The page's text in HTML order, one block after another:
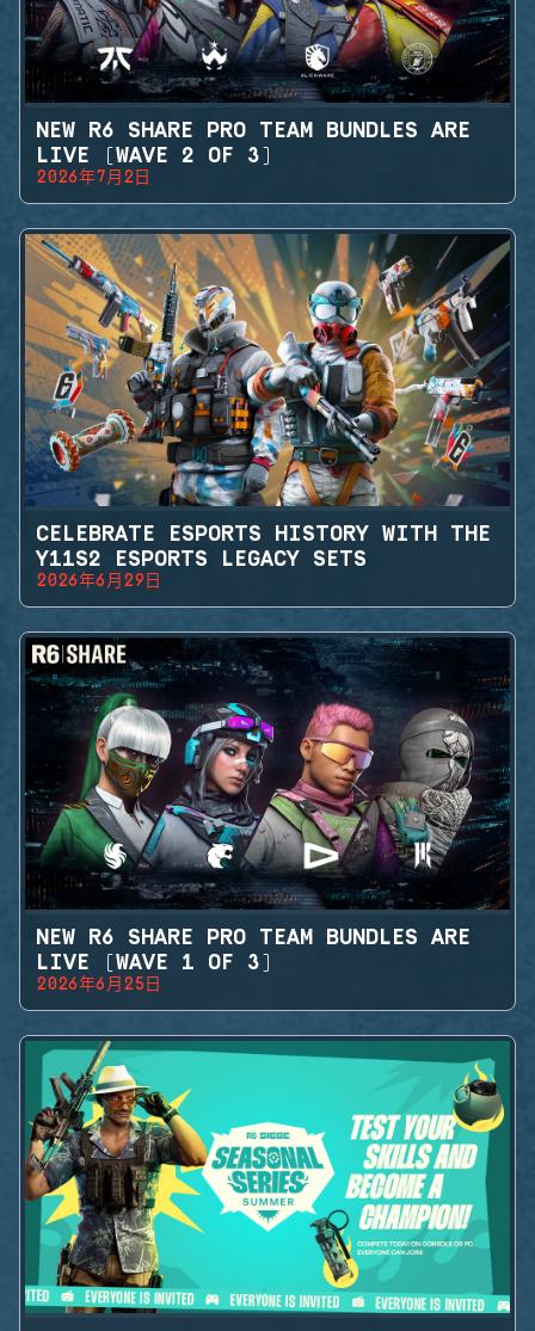
NEW R6 SHARE PRO TEAM BUNDLES ARE
LIVE (WAVE 2 OF 3)
2026年7月2日
CELEBRATE ESPORTS HISTORY WITH THE
Y11S2 ESPORTS LEGACY SETS
2026年6月29日
NEW R6 SHARE PRO TEAM BUNDLES ARE
LIVE (WAVE 1 OF 3)
2026年6月25日